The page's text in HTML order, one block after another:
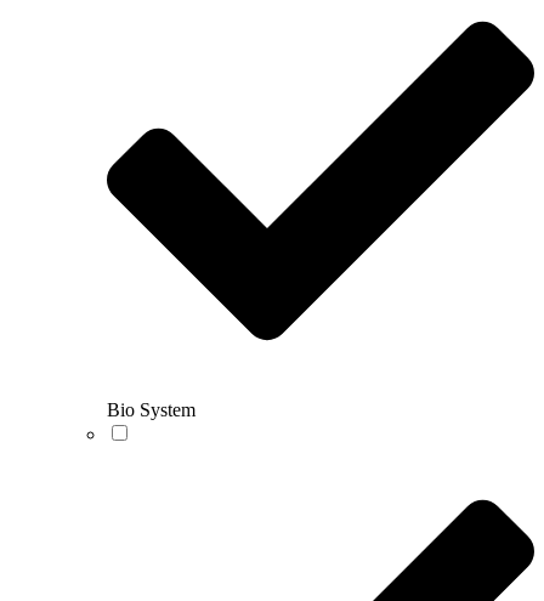
Bio System